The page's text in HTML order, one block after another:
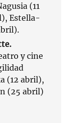
(11
Estella-
y cine
(12 abril),
(25 abril)